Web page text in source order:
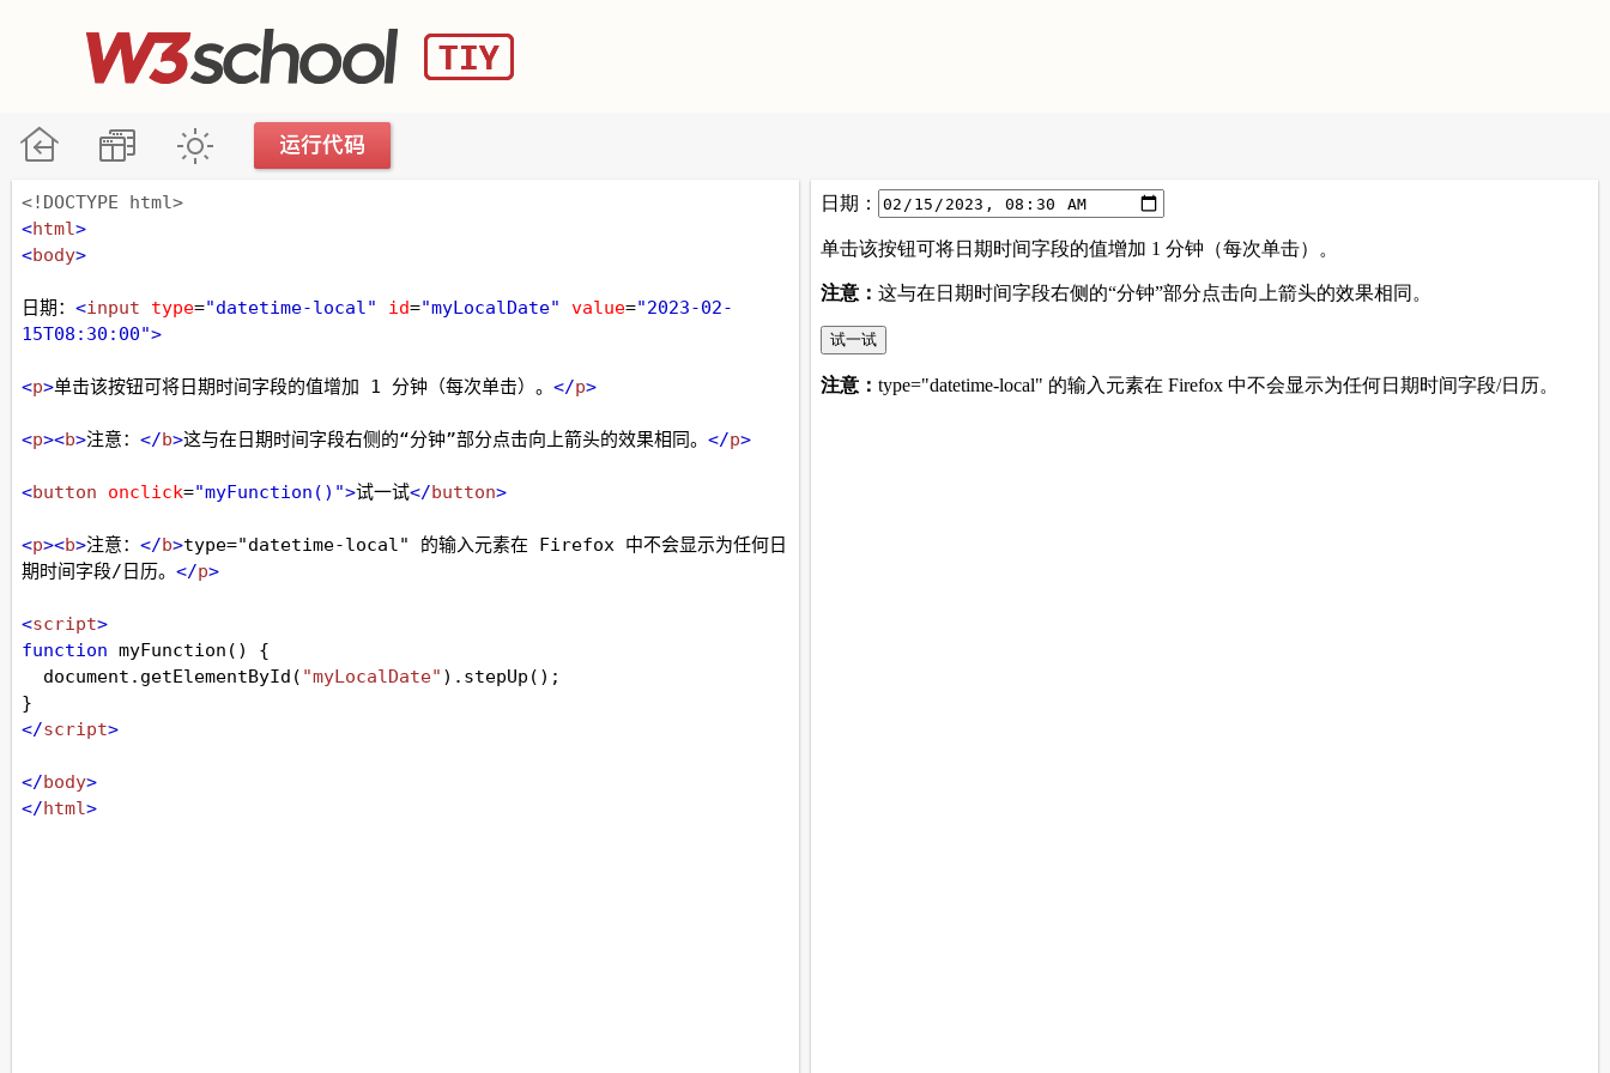
<!DOCTYPE html>
<html>
<body>
日期： <input type="datetime-local" id="myLocalDate" value="2023-02-
15T08:30:00">
<p>单击该按钮可将日期时间字段的值增加 1 分钟（每次单击）。 </p>
<p><b>注意： </b>这与在日期时间字段右侧的“分钟”部分点击向上箭头的效果相同。 </p>
<button onclick="myFunction()">试一试</button>
<p><b>注意： </b>type="datetime-local" 的输入元素在 Firefox 中不会显示为任何日
期时间字段/日历。 </p>
<script>
function myFunction () {
document . getElementById ( "myLocalDate" ). stepUp ();
}
</script>
</body>
</html>